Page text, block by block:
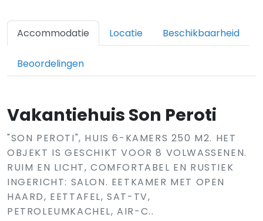
Accommodatie Locatie Beschikbaarheid
Beoordelingen
Vakantiehuis Son Peroti
"SON PEROTI", HUIS 6-KAMERS 250 M2. HET
OBJEKT IS GESCHIKT VOOR 8 VOLWASSENEN.
RUIM EN LICHT, COMFORTABEL EN RUSTIEK
INGERICHT: SALON. EETKAMER MET OPEN
HAARD, EETTAFEL, SAT-TV,
PETROLEUMKACHEL, AIR-C..